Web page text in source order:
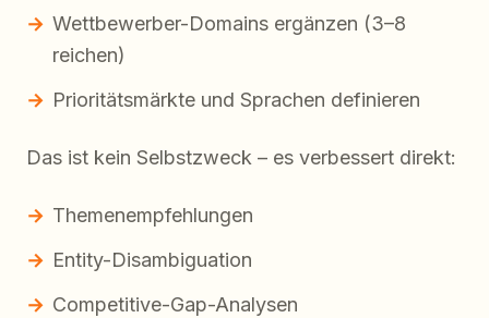
Wettbewerber-Domains ergänzen (3–8
reichen)
Prioritätsmärkte und Sprachen definieren
Das ist kein Selbstzweck – es verbessert direkt:
Themenempfehlungen
Entity-Disambiguation
Competitive-Gap-Analysen